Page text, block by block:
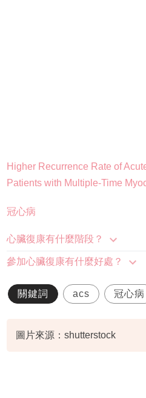
Higher Recurrence Rate of
Patients with Multiple-Time
冠心病
心臟復康有什麼階段？
參加心臟復康有什麼好處？
關鍵詞 acs 冠心病
圖片來源：shutterstock